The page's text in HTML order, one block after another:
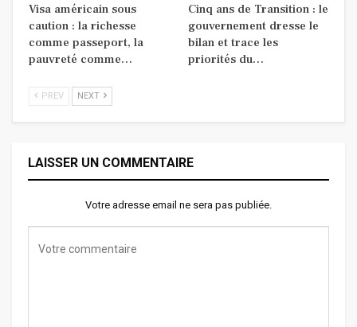
Visa américain sous
caution : la richesse
comme passeport, la
pauvreté comme…
Cinq ans de Transition : le
gouvernement dresse le
bilan et trace les
priorités du…
PREV NEXT
LAISSER UN COMMENTAIRE
Votre adresse email ne sera pas publiée.